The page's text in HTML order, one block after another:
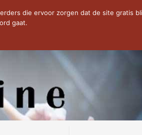
CD VAN DE WEEK: SLEEPING...
die ervoor zorgen dat de site gratis
gaat.